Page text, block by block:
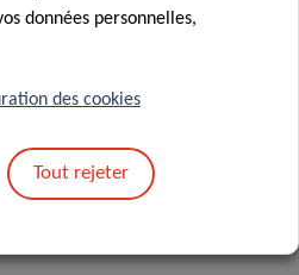
vous acceptez
du LIH.
données personnelles,
des cookies
Tout rejeter